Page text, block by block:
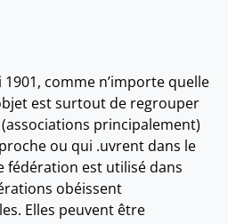
comme n’importe quelle
est surtout de regrouper
principalement)
ou qui .uvrent dans le
fédération est utilisé dans
obéissent
Elles peuvent être